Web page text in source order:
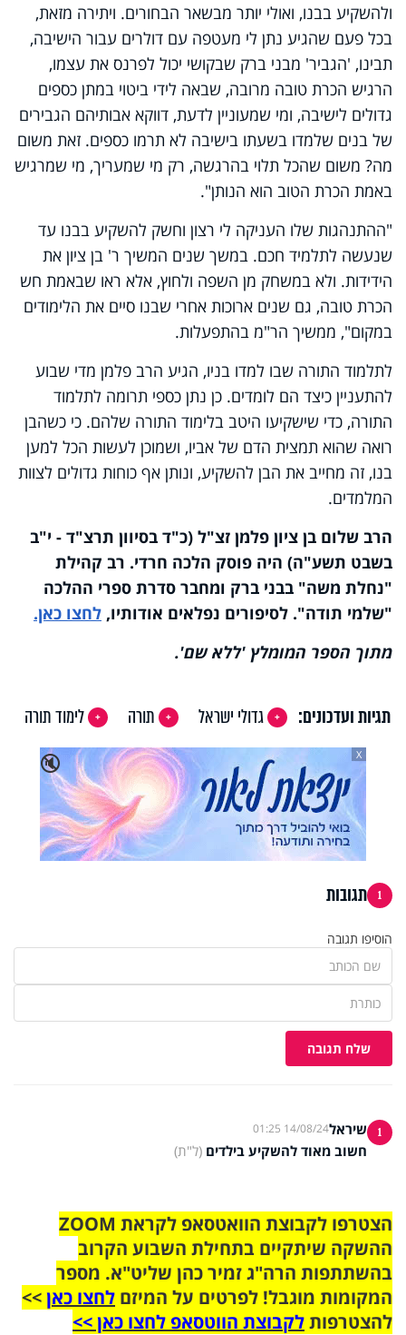
ולהשקיע בבנו, ואולי יותר מבשאר הבחורים. ויתירה מזאת,
בכל פעם שהגיע נתן לי מעטפה עם דולרים עבור הישיבה,
תבינו, 'הגביר' מבני ברק שבקושי יכול לפרנס את עצמו,
הרגיש הכרת טובה מרובה, שבאה לידי ביטוי במתן כספים
גדולים לישיבה, ומי שמעוניין לדעת, דווקא אבותיהם הגבירים
של בנים שלמדו בשעתו בישיבה לא תרמו כספים. זאת משום
מה? משום שהכל תלוי בהרגשה, רק מי שמעריך, מי שמרגיש
באמת הכרת הטוב הוא הנותן".
"ההתנהגות שלו העניקה לי רצון וחשק להשקיע בבנו עד
שנעשה לתלמיד חכם. במשך שנים המשיך ר' בן ציון את
הידידות. ולא במשחק מן השפה ולחוץ, אלא ראו שבאמת חש
הכרת טובה, גם שנים ארוכות אחרי שבנו סיים את הלימודים
במקום", ממשיך הר"מ בהתפעלות.
לתלמוד התורה שבו למדו בניו, הגיע הרב פלמן מדי שבוע
להתעניין כיצד הם לומדים. כן נתן כספי תרומה לתלמוד
התורה, כדי שישקיעו היטב בלימוד התורה שלהם. כי כשהבן
רואה שהוא תמצית הדם של אביו, ושמוכן לעשות הכל למען
בנו, זה מחייב את הבן להשקיע, ונותן אף כוחות גדולים לצוות
המלמדים.
הרב שלום בן ציון פלמן זצ"ל (כ"ד בסיוון תרצ"ד - י"ב
בשבט תשע"ה) היה פוסק הלכה חרדי. רב קהילת
"נחלת משה" בבני ברק ומחבר סדרת ספרי ההלכה
"שלמי תודה". לסיפורים נפלאים אודותיו, לחצו כאן.
מתוך הספר המומלץ 'ללא שם'.
תגיות ועדכונים: גדולי ישראל תורה
לימוד תורה
🔇
X
1 תגובות
הוסיפו תגובה
שלח תגובה
1 שיראל14/08/24 01:25
חשוב מאוד להשקיע בילדים (ל"ת)
הצטרפו לקבוצת הוואטסאפ לקראת ZOOM
ההשקה שיתקיים בתחילת השבוע הקרוב
בהשתתפות הרה"ג זמיר כהן שליט"א. מספר
המקומות מוגבל! לפרטים על המיזם לחצו כאן>>
להצטרפותלקבוצת הווטסאפ לחצו כאן >>